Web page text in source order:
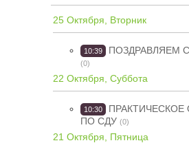
25 Октября, Вторник
10:39 ПОЗДРАВЛЯЕМ
(0)
22 Октября, Суббота
10:30
ПРАКТИЧЕСКОЕ
ПО СДУ (0)
21 Октября, Пятница